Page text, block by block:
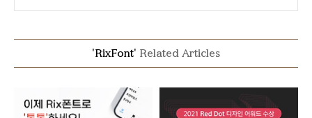
'RixFont' Related Articles